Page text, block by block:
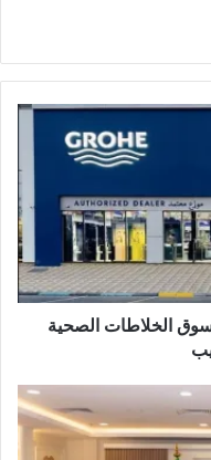
الخلاطات الصحية